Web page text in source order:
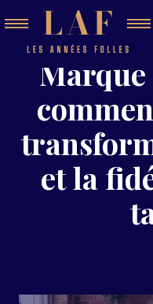
et la